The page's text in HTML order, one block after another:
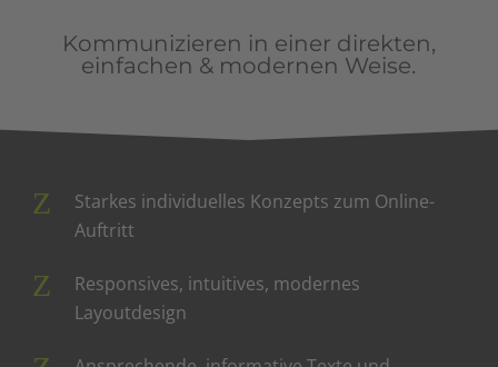
Kommunizieren in einer direkten,
einfachen & modernen Weise.
Starkes individuelles Konzepts zum Online-
Auftritt
Responsives, intuitives, modernes
Layoutdesign